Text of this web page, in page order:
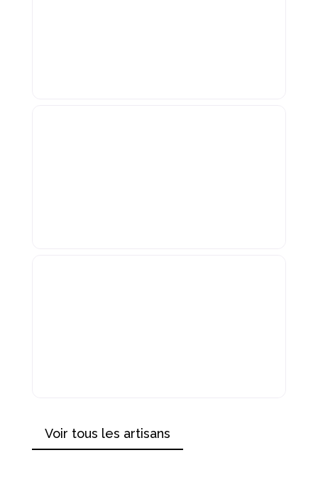
Voir tous les artisans